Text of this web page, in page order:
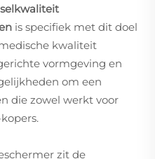
is specifiek met dit doel
kwaliteit
vormgeving en
om een
die zowel werkt voor
zit de